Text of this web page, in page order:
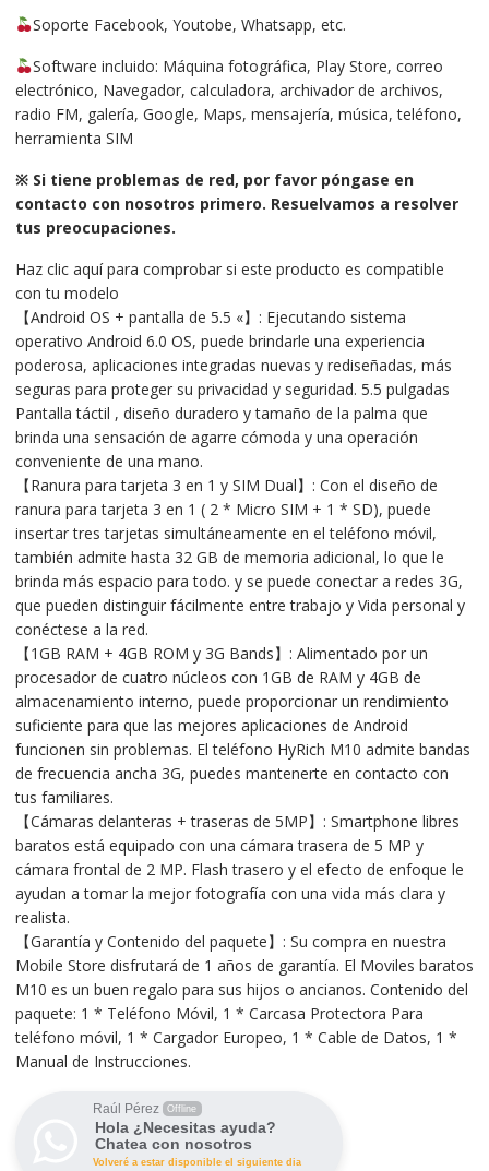
Soporte Facebook, Youtobe, Whatsapp, etc.
Software incluido: Máquina fotográfica, Play Store, correo
electrónico, Navegador, calculadora, archivador de archivos,
radio FM, galería, Google, Maps, mensajería, música, teléfono,
herramienta SIM
※ Si tiene problemas de red, por favor póngase en
contacto con nosotros primero. Resuelvamos a resolver
tus preocupaciones.
Haz clic aquí para comprobar si este producto es compatible
con tu modelo
【Android OS + pantalla de 5.5 «】: Ejecutando sistema
operativo Android 6.0 OS, puede brindarle una experiencia
poderosa, aplicaciones integradas nuevas y rediseñadas, más
seguras para proteger su privacidad y seguridad. 5.5 pulgadas
Pantalla táctil , diseño duradero y tamaño de la palma que
brinda una sensación de agarre cómoda y una operación
conveniente de una mano.
【Ranura para tarjeta 3 en 1 y SIM Dual】: Con el diseño de
ranura para tarjeta 3 en 1 ( 2 * Micro SIM + 1 * SD), puede
insertar tres tarjetas simultáneamente en el teléfono móvil,
también admite hasta 32 GB de memoria adicional, lo que le
brinda más espacio para todo. y se puede conectar a redes 3G,
que pueden distinguir fácilmente entre trabajo y Vida personal y
conéctese a la red.
【1GB RAM + 4GB ROM y 3G Bands】: Alimentado por un
procesador de cuatro núcleos con 1GB de RAM y 4GB de
almacenamiento interno, puede proporcionar un rendimiento
suficiente para que las mejores aplicaciones de Android
funcionen sin problemas. El teléfono HyRich M10 admite bandas
de frecuencia ancha 3G, puedes mantenerte en contacto con
tus familiares.
【Cámaras delanteras + traseras de 5MP】: Smartphone libres
baratos está equipado con una cámara trasera de 5 MP y
cámara frontal de 2 MP. Flash trasero y el efecto de enfoque le
ayudan a tomar la mejor fotografía con una vida más clara y
realista.
【Garantía y Contenido del paquete】: Su compra en nuestra
Mobile Store disfrutará de 1 años de garantía. El Moviles baratos
M10 es un buen regalo para sus hijos o ancianos. Contenido del
paquete: 1 * Teléfono Móvil, 1 * Carcasa Protectora Para
teléfono móvil, 1 * Cargador Europeo, 1 * Cable de Datos, 1 *
Manual de Instrucciones.
Raúl Pérez Offline
Hola ¿Necesitas ayuda?
Chatea con nosotros
Volveré a estar disponible el siguiente dia